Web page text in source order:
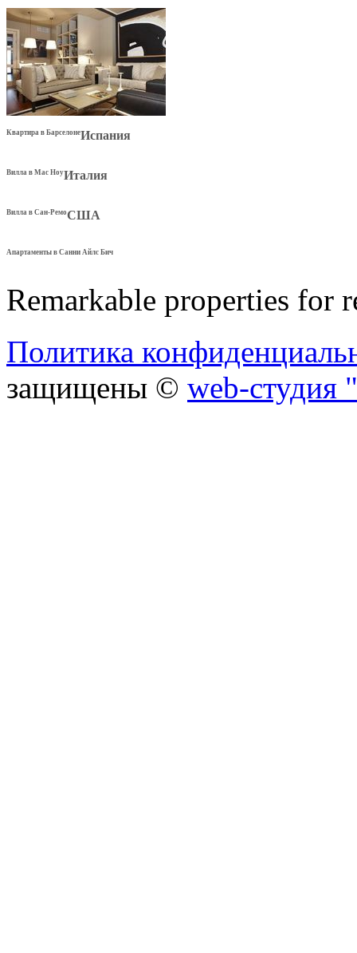
Квартира в БарселонеИспания
Вилла в Мас НоуИталия
Вилла в Сан-РемоСША
Апартаменты в Санни Айлс Бич
Remarkable properties for
Политика
защищены © web-студия